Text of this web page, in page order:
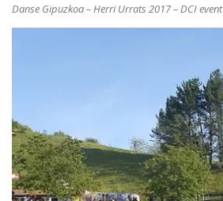
Danse Gipuzkoa – Herri Urrats 2017 – DCI event